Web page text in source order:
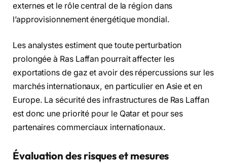
externes et le rôle central de la région dans
l’approvisionnement énergétique mondial.
Les analystes estiment que toute perturbation
prolongée à Ras Laffan pourrait affecter les
exportations de gaz et avoir des répercussions sur les
marchés internationaux, en particulier en Asie et en
Europe. La sécurité des infrastructures de Ras Laffan
est donc une priorité pour le Qatar et pour ses
partenaires commerciaux internationaux.
Évaluation des risques et mesures